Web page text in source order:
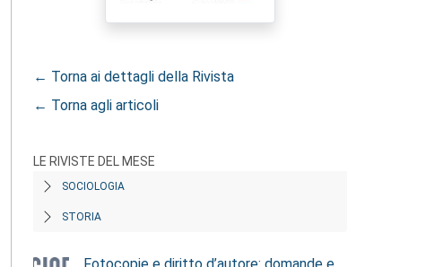
← Torna ai dettagli della Rivista
← Torna agli articoli
LE RIVISTE DEL MESE
SOCIOLOGIA
STORIA